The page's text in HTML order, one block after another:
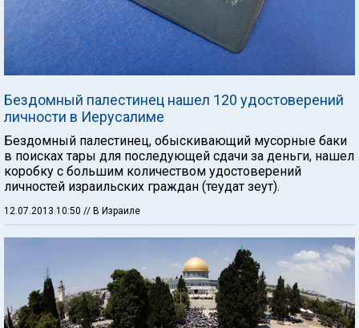
Бездомный палестинец нашел 120 удостоверений
личности в Иерусалиме
Бездомный палестинец, обыскивающий мусорные баки
в поисках тары для последующей сдачи за деньги, нашел
коробку с большим количеством удостоверений
личностей израильских граждан (теудат зеут).
12.07.2013 10:50 // В Израиле